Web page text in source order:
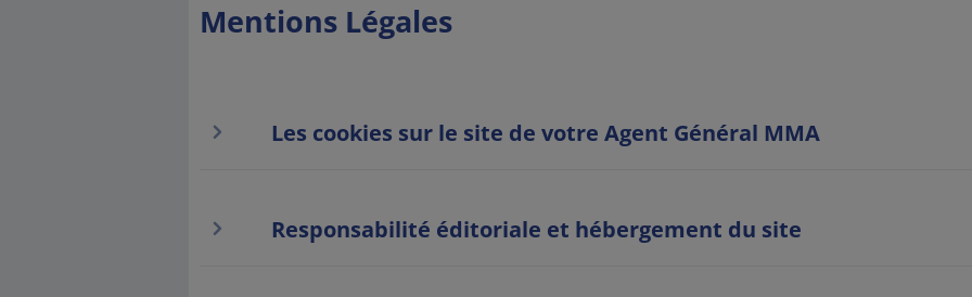
Mentions Légales
Les cookies sur le site de votre Agent Général MMA
Responsabilité éditoriale et hébergement du site